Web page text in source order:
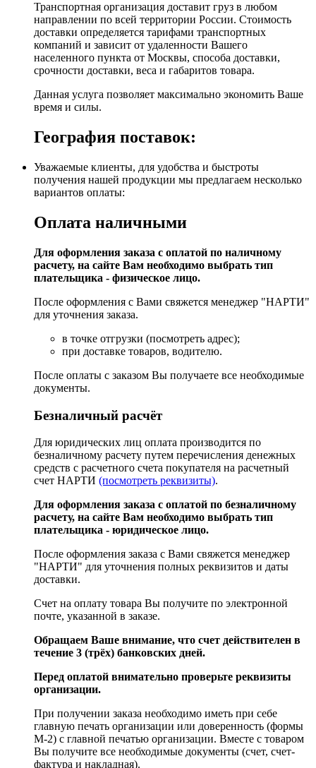
Транспортная организация доставит груз в любом
направлении по всей территории России. Стоимость
доставки определяется тарифами транспортных
компаний и зависит от удаленности Вашего
населенного пункта от Москвы, способа доставки,
срочности доставки, веса и габаритов товара.
Данная услуга позволяет максимально экономить Ваше
время и силы.
География поставок:
Уважаемые клиенты, для удобства и быстроты
получения нашей продукции мы предлагаем несколько
вариантов оплаты:
Оплата наличными
Для оформления заказа с оплатой по наличному
расчету, на сайте Вам необходимо выбрать тип
плательщика - физическое лицо.
После оформления с Вами свяжется менеджер "НАРТИ"
для уточнения заказа.
в точке отгрузки (посмотреть адрес);
при доставке товаров, водителю.
После оплаты с заказом Вы получаете все необходимые
документы.
Безналичный расчёт
Для юридических лиц оплата производится по
безналичному расчету путем перечисления денежных
средств с расчетного счета покупателя на расчетный
счет НАРТИ (посмотреть реквизиты).
Для оформления заказа с оплатой по безналичному
расчету, на сайте Вам необходимо выбрать тип
плательщика - юридическое лицо.
После оформления заказа с Вами свяжется менеджер
"НАРТИ" для уточнения полных реквизитов и даты
доставки.
Счет на оплату товара Вы получите по электронной
почте, указанной в заказе.
Обращаем Ваше внимание, что счет действителен в
течение 3 (трёх) банковских дней.
Перед оплатой внимательно проверьте реквизиты
организации.
При получении заказа необходимо иметь при себе
главную печать организации или доверенность (формы
М-2) с главной печатью организации. Вместе с товаром
Вы получите все необходимые документы (счет, счет-
фактура и накладная).